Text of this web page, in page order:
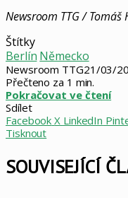
Newsroom TTG / Tomáš
Štítky
Berlín Německo
Newsroom TTG21/03/
Přečteno za 1 min.
Pokračovat ve čtení
Sdílet
Facebook X LinkedIn
Tisknout
SOUVISEJÍCÍ